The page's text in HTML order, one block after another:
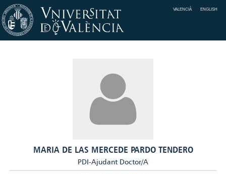
VALENCIÀ ENGLISH
MARIA DE LAS MERCEDE PARDO TENDERO
PDI-Ajudant Doctor/A